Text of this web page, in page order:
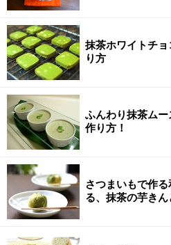
抹茶ホワイトチ
り方
ふんわり抹茶ム
作り方！
さつまいもで作
る、抹茶の芋きん